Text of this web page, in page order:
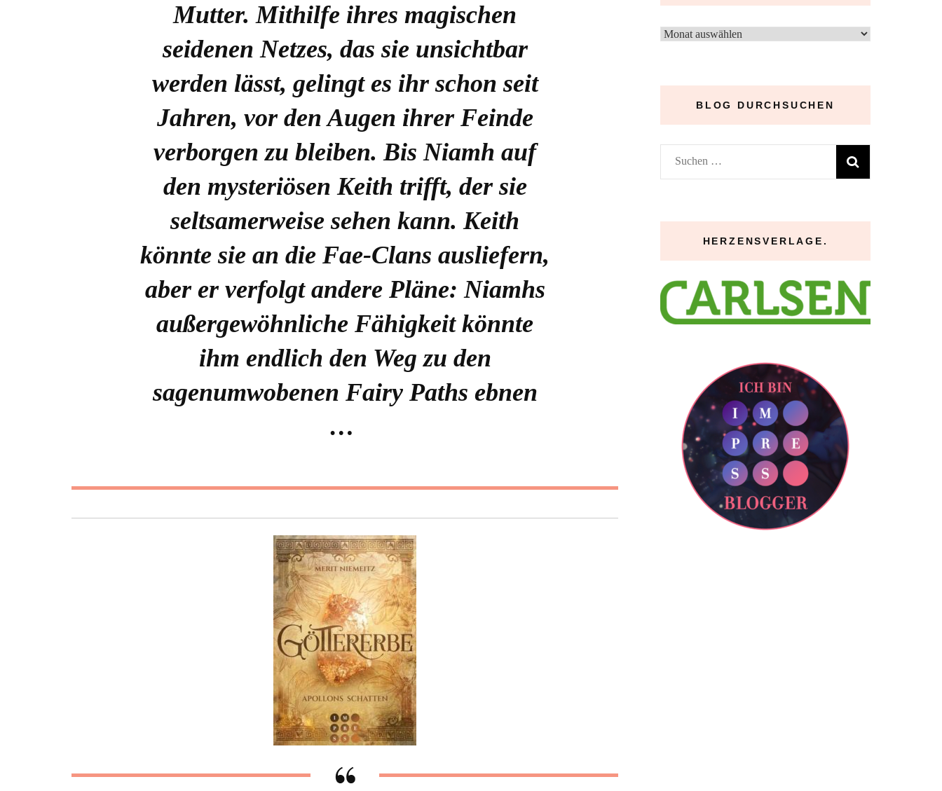
Mutter. Mithilfe ihres magischen
seidenen Netzes, das sie unsichtbar
werden lässt, gelingt es ihr schon seit
Jahren, vor den Augen ihrer Feinde
verborgen zu bleiben. Bis Niamh auf
den mysteriösen Keith trifft, der sie
seltsamerweise sehen kann. Keith
könnte sie an die Fae-Clans ausliefern,
aber er verfolgt andere Pläne: Niamhs
außergewöhnliche Fähigkeit könnte
ihm endlich den Weg zu den
sagenumwobenen Fairy Paths ebnen
…
–
BLOG DURCHSUCHEN
Suchen
nach:
HERZENSVERLAGE.